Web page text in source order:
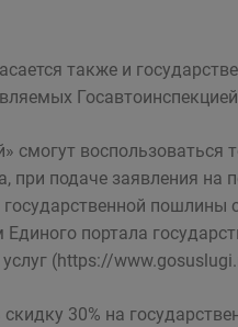
также и
смогут воспользоваться
при подаче заявления на
государственной пошлины
Единого портала
(https://
30% на